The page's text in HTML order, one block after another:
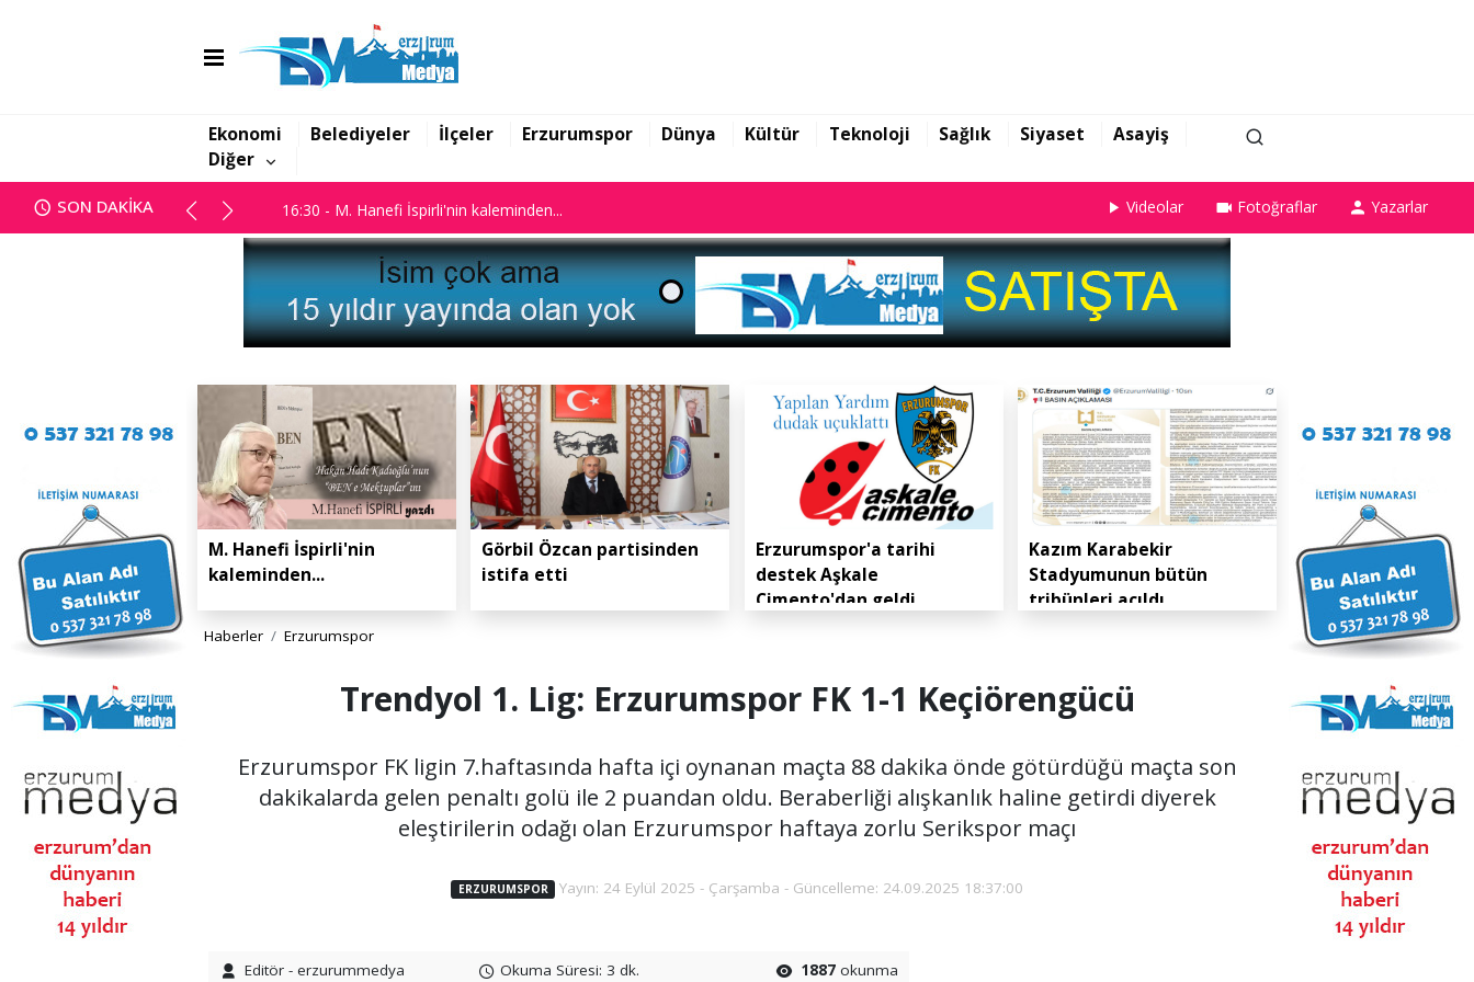
Ekonomi Belediyeler İlçeler Erzurumspor Dünya Kültür Teknoloji Sağlık Siyaset
Asayiş
Diğer
SON DAKİKA
16:06 - Görbil Özcan partisinden istifa etti
16:30 - M. Hanefi İspirli'nin kaleminden...
16:30 - M. Hanefi İspirli'nin kaleminden... Videolar Fotoğraflar Yazarlar
M. Hanefi İspirli'nin
kaleminden...
Görbil Özcan partisinden
istifa etti
Erzurumspor'a tarihi
destek Aşkale
Çimento'dan geldi
Kazım Karabekir
Stadyumunun bütün
tribünleri açıldı
Haberler Erzurumspor
Trendyol 1. Lig: Erzurumspor FK 1-1 Keçiörengücü
Erzurumspor FK ligin 7.haftasında hafta içi oynanan maçta 88 dakika önde götürdüğü maçta son
dakikalarda gelen penaltı golü ile 2 puandan oldu. Beraberliği alışkanlık haline getirdi diyerek
eleştirilerin odağı olan Erzurumspor haftaya zorlu Serikspor maçı
ERZURUMSPOR Yayın: 24 Eylül 2025 - Çarşamba - Güncelleme: 24.09.2025 18:37:00
Editör - erzurummedya Okuma Süresi: 3 dk. 1887 okunma